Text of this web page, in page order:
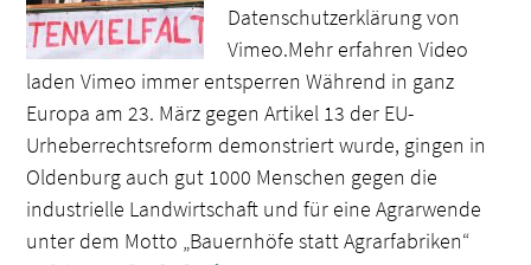
Datenschutzerklärung von
Vimeo.Mehr erfahren Video
laden Vimeo immer entsperren Während in ganz
Europa am 23. März gegen Artikel 13 der EU-
Urheberrechtsreform demonstriert wurde, gingen in
Oldenburg auch gut 1000 Menschen gegen die
industrielle Landwirtschaft und für eine Agrarwende
unter dem Motto „Bauernhöfe statt Agrarfabriken“